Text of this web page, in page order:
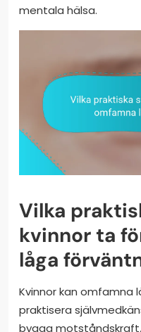
mentala hälsa.
Vilka
kvinnor ta
låga
Kvinnor kan
praktisera
bygga